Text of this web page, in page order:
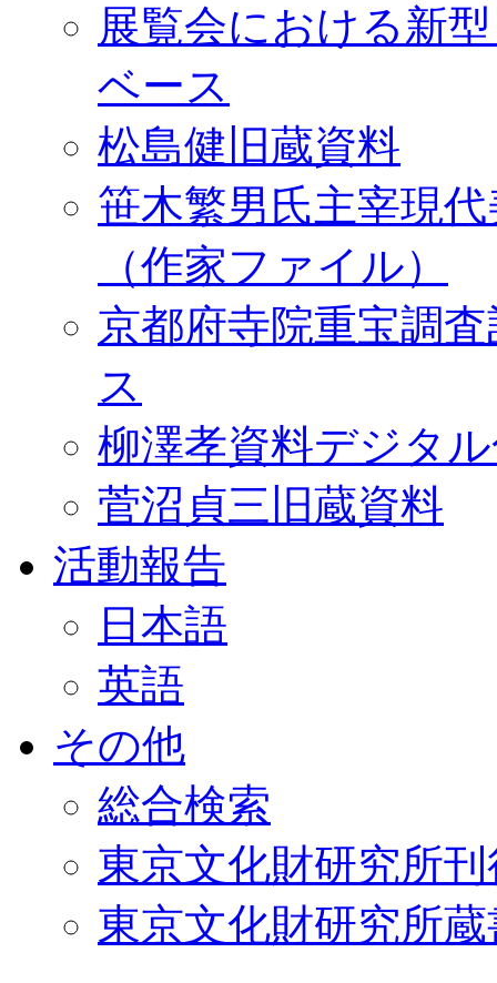
展覧会における新
ベース
松島健旧蔵資料
笹木繁男氏主宰現
（作家ファイル）
京都府寺院重宝調
ス
柳澤孝資料デジタ
菅沼貞三旧蔵資料
活動報告
日本語
英語
その他
総合検索
東京文化財研究所
東京文化財研究所